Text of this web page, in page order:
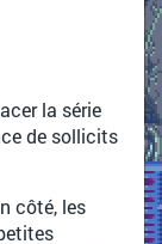
la série
de sollicits
côté, les